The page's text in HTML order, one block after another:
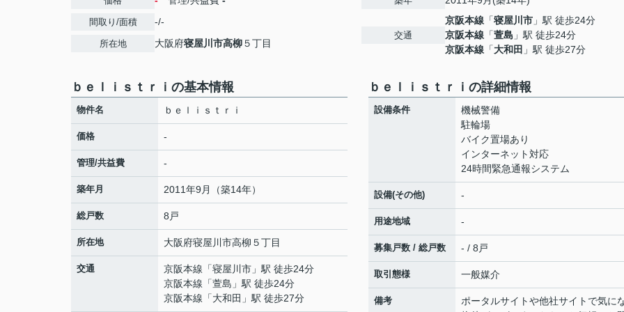
間取り/面積 -/-
所在地 大阪府寝屋川市高柳５丁目
交通
京阪本線 「寝屋川市 」駅 徒歩24分
京阪本線 「萱島 」駅 徒歩24分
京阪本線 「大和田 」駅 徒歩27分
ｂｅｌｉｓｔｒｉの基本情報
物件名 ｂｅｌｉｓｔｒｉ
価格 -
管理/共益費 -
築年月 2011年9月（築14年）
総戸数 8戸
所在地 大阪府寝屋川市高柳 ５丁目
交通 京阪本線 「寝屋川市 」駅 徒歩24分
京阪本線 「萱島 」駅 徒歩24分
京阪本線 「大和田 」駅 徒歩27分
ｂｅｌｉｓｔｒｉの詳細情報
設備条件
機械警備
駐輪場
バイク置場あり
インターネット対応
24時間緊急通報システム
設備(その他) -
用途地域 -
募集戸数 / 総戸数 - / 8戸
取引態様 一般媒介
備考
ポータルサイトや他社サイトで気に